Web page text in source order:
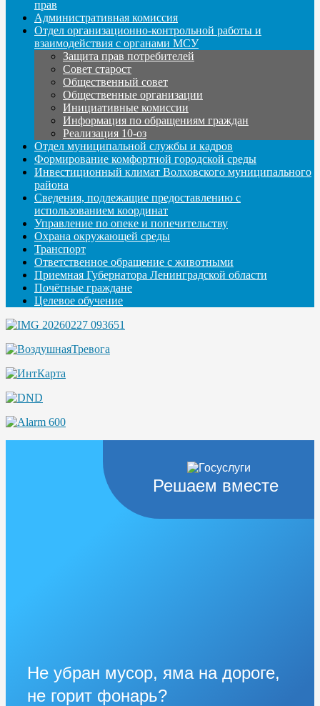
прав
Административная комиссия
Отдел организационно-контрольной работы и
взаимодействия с органами МСУ
Защита прав потребителей
Совет старост
Общественный совет
Общественные организации
Инициативные комиссии
Информация по обращениям граждан
Реализация 10-оз
Отдел муниципальной службы и кадров
Формирование комфортной городской среды
Инвестиционный климат Волховского муниципального
района
Сведения, подлежащие предоставлению с
использованием координат
Управление по опеке и попечительству
Охрана окружающей среды
Транспорт
Ответственное обращение с животными
Приемная Губернатора Ленинградской области
Почётные граждане
Целевое обучение
Решаем вместе
Не убран мусор, яма на дороге,
не горит фонарь?